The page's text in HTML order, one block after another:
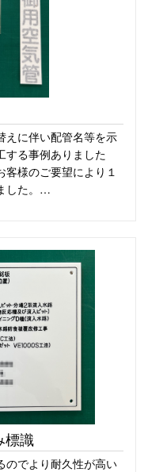
えに伴い配管名等を示
する事例ありました
様のご要望により１
した。…
標識
のでより耐久性が高い